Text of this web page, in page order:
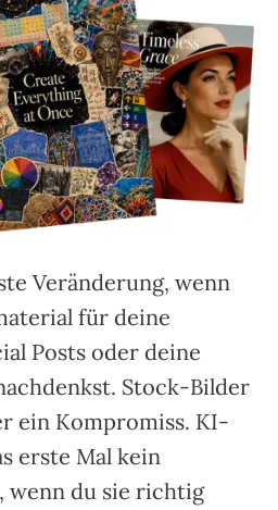
Veränderung, wenn
für deine
Posts oder deine
Stock-Bilder
ein Kompromiss. KI-
erste Mal kein
wenn du sie richtig